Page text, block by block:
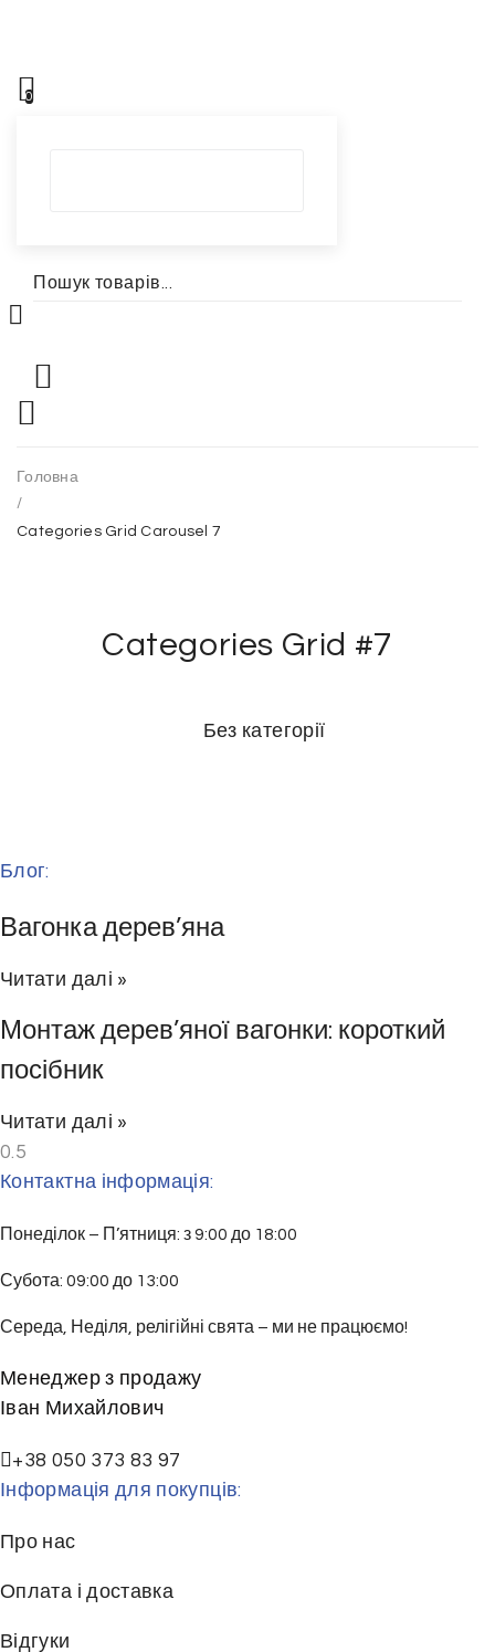
0
Головна
/
Categories Grid Carousel 7
Categories Grid #7
Без категорії
Блог:
Вагонка дерев’яна
Читати далі »
Монтаж дерев’яної вагонки: короткий
посібник
Читати далі »
Контактна інформація:
Понеділок – П’ятниця: з 9:00 до 18:00
Субота: 09:00 до 13:00
Середа, Неділя, релігійні свята – ми не працюємо!
Менеджер з продажу
Іван Михайлович
+38 050 373 83 97
Інформація для покупців:
Про нас
Оплата і доставка
Відгуки